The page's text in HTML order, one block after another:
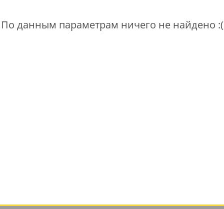
По данным параметрам ничего не найдено :(